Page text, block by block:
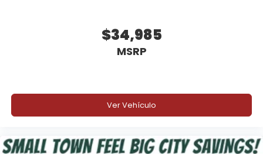
$34,985
MSRP
Ver Vehículo